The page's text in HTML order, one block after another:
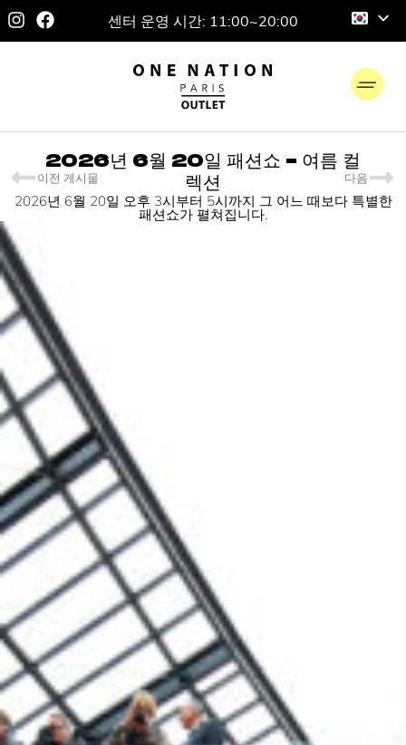
센터 운영 시간: 11:00~20:00
2026년 6월 20일 패션쇼 - 여름 컬
렉션
2026년 6월 20일 오후 3시부터 5시까지 그 어느 때보다 특별한
패션쇼가 펼쳐집니다.
이전 게시물 다음